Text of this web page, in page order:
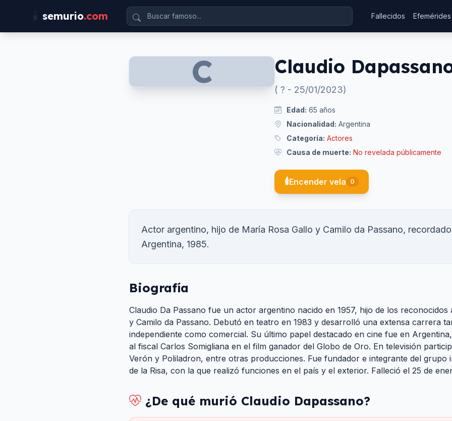
semurio.com Fallecidos Efemérides
C Claudio
( ? - 25/01/2023)
Edad: 65 años
Nacionalidad: Argentina
Categoría: Actores
Causa de muerte: No revelada públicamente
🕯️Encender vela 0
Actor argentino, hijo de María Rosa Gallo y Camilo da Passano,
Argentina, 1985.
Biografía
Claudio Da Passano fue un actor argentino nacido en 1957, hijo de los reconocidos
y Camilo da Passano. Debutó en teatro en 1983 y desarrolló una extensa carrera
independiente como comercial. Su último papel destacado en cine fue en
al fiscal Carlos Somigliana en el film ganador del Globo de Oro. En televisión
Verón y Poliladron, entre otras producciones. Fue fundador e integrante del grupo
de la Risa, con la que realizó funciones en el país y el exterior. Falleció el 25 de
¿De qué murió Claudio Dapassano?